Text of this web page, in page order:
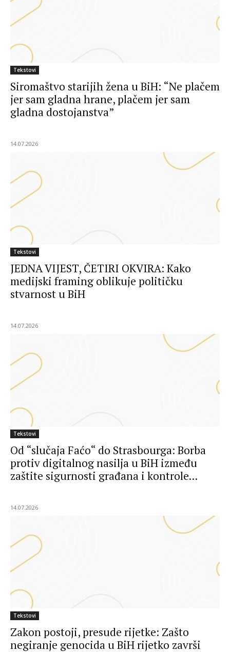
Tekstovi
Siromaštvo starijih žena u BiH: “Ne plačem
jer sam gladna hrane, plačem jer sam
gladna dostojanstva”
14.07.2026
Tekstovi
JEDNA VIJEST, ČETIRI OKVIRA: Kako
medijski framing oblikuje političku
stvarnost u BiH
14.07.2026
Tekstovi
Od “slučaja Faćo“ do Strasbourga: Borba
protiv digitalnog nasilja u BiH između
zaštite sigurnosti građana i kontrole...
14.07.2026
Tekstovi
Zakon postoji, presude rijetke: Zašto
negiranje genocida u BiH rijetko završi